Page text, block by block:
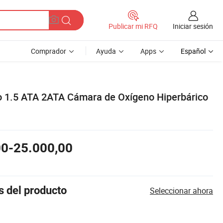
Publicar mi RFQ Iniciar sesión
Comprador Ayuda Apps Español
ATA 2ATA Cámara de Oxígeno Hiperbárico
25.000,00
del producto Seleccionar ahora